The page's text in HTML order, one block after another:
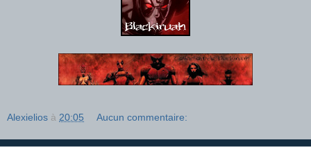
Alexielios à 20:05 Aucun commentaire: